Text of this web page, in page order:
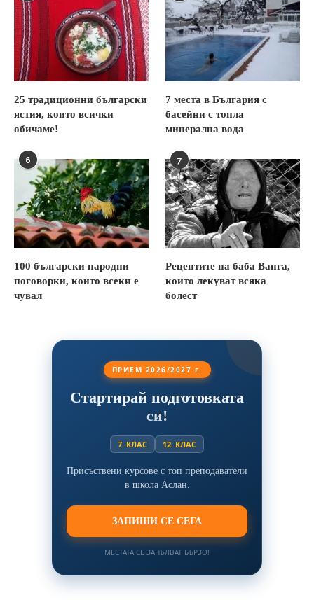
25 традиционни български
ястия, които всички
обичаме!
7 места в България с
басейни с топла
минерална вода
6
100 български народни
поговорки, които всеки е
чувал
7
Рецептите на баба Ванга,
които лекуват всяка
болест
ПРИЕМ 2026/2027 г.
Стартирай подготовката
си!
7. КЛАС 12. КЛАС
Присъствени курсове с топ преподаватели
в школа Аслан.
ЗАПИШИ СЕ СЕГА
МЕСТАТА СЕ ЗАПЪЛВАТ БЪРЗО!